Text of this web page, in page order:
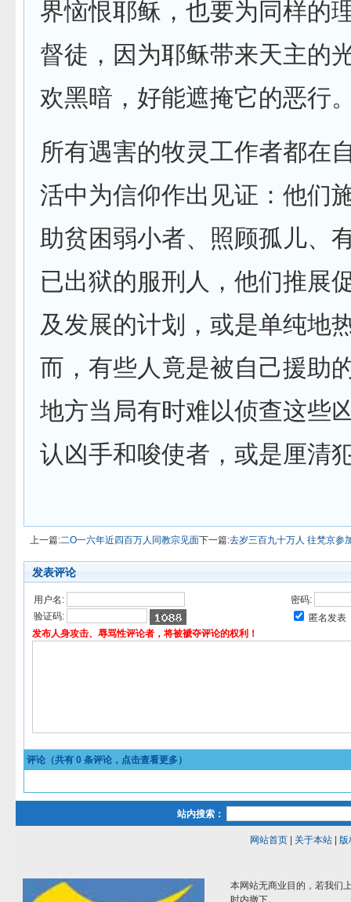
界恼恨耶稣，也要为同样的
督徒，因为耶稣带来天主的
欢黑暗，好能遮掩它的恶行
所有遇害的牧灵工作者都在
活中为信仰作出见证：他们
助贫困弱小者、照顾孤儿、
已出狱的服刑人，他们推展
及发展的计划，或是单纯地
而，有些人竟是被自己援助
地方当局有时难以侦查这些
认凶手和唆使者，或是厘清
上一篇:二O一六年近四百万人同教宗见面下一篇:去岁三百九十万人 往梵京参
发表评论
用户名:
密码:
验证码:
匿名发表
发布人身攻击、辱骂性评论者，将被褫夺评论的权利！
评论（共有 0 条评论，点击查看更多）
站内搜索：
网站首页| 关于本站| 版
本网站无商业目的，若我们
时内撤下。